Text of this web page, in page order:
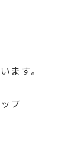
ます。
プ